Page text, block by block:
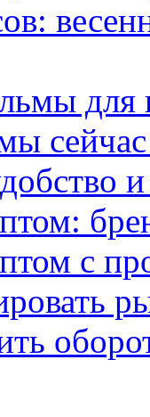
для
с